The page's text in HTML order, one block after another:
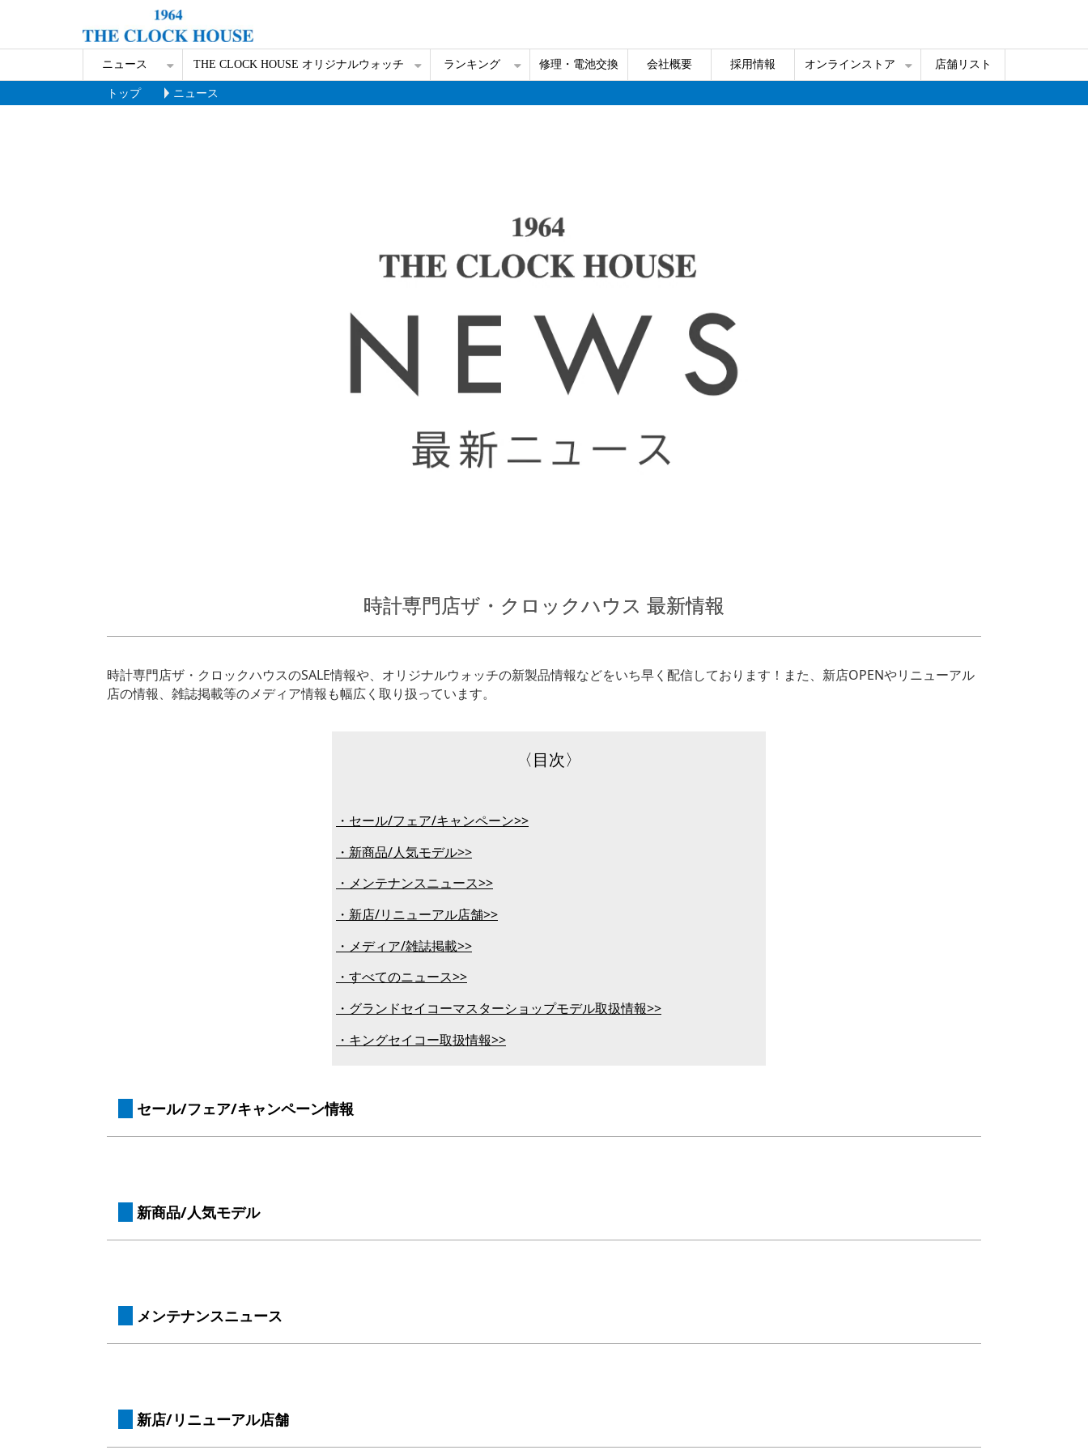
ニュース THE CLOCK HOUSE オリジナルウォッチ ランキング 修理・電池交換 会社概要 採用情報 オンラインストア 店舗リスト
トップ ニュース
時計専門店ザ・クロックハウス 最新情報
時計専門店ザ・クロックハウスのSALE情報や、オリジナルウォッチの新製品情報などをいち早く配信しております！また、新店OPENやリニューアル
店の情報、雑誌掲載等のメディア情報も幅広く取り扱っています。
〈目次〉
・セール/フェア/キャンペーン>>
・新商品/人気モデル>>
・メンテナンスニュース>>
・新店/リニューアル店舗>>
・メディア/雑誌掲載>>
・すべてのニュース>>
・グランドセイコーマスターショップモデル取扱情報>>
・キングセイコー取扱情報>>
セール/フェア/キャンペーン情報
新商品/人気モデル
メンテナンスニュース
新店/リニューアル店舗